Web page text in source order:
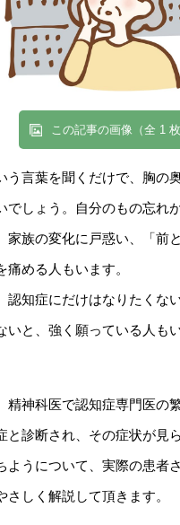
この記事の画像（全 1 枚
う言葉を聞くだけで、胸の
でしょう。自分のもの忘れ
家族の変化に戸惑い、「前
痛める人もいます。
認知症にだけはなりたくな
いと、強く願っている人も
精神科医で認知症専門医の
と診断され、その症状が見
ようについて、実際の患者
さしく解説して頂きます。